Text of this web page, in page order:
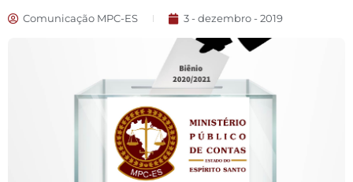
Comunicação MPC-ES 3 - dezembro - 2019